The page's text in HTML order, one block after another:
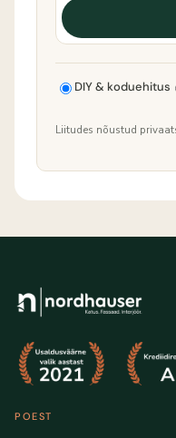
DIY & koduehitus
Liitudes nõustud
POEST